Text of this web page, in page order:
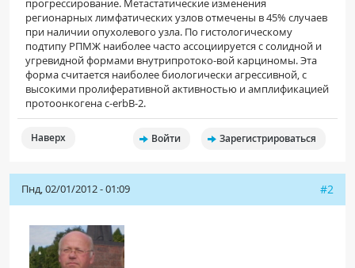
прогрессирование. Метастатические изменения
регионарных лимфатических узлов отмечены в 45% случаев
при наличии опухолевого узла. По гистологическому
подтипу РПМЖ наиболее часто ассоциируется с солидной и
угревидной формами внутрипротоко-вой карциномы. Эта
форма считается наиболее биологически агрессивной, с
высокими пролиферативной активностью и амплификацией
протоонкогена c-erbB-2.
Наверх Войти Зарегистрироваться
Пнд, 02/01/2012 - 01:09 #2